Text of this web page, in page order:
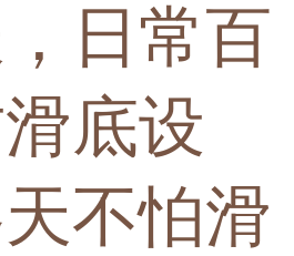
日常百
底设
不怕滑